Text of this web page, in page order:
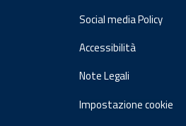
Social media Policy
Accessibilità
Note Legali
Impostazione cookie